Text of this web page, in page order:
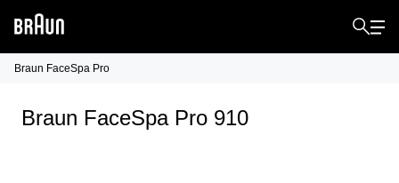
Braun FaceSpa Pro
Braun FaceSpa Pro 910